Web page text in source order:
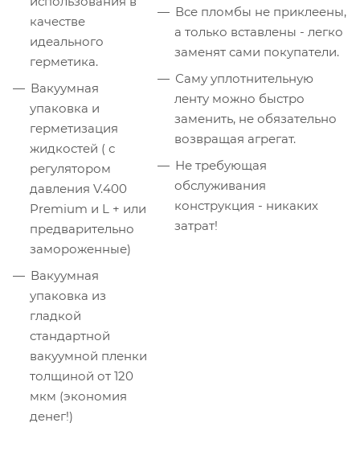
качестве
идеального
герметика.
Вакуумная
упаковка и
герметизация
жидкостей ( с
регулятором
давления V.400
Premium и L + или
предварительно
замороженные)
Вакуумная
упаковка из
гладкой
стандартной
вакуумной пленки
толщиной от 120
мкм (экономия
денег!)
Все пломбы не приклеены,
а только вставлены - легко
заменят сами покупатели.
Саму уплотнительную
ленту можно быстро
заменить, не обязательно
возвращая агрегат.
Не требующая
обслуживания
конструкция - никаких
затрат!